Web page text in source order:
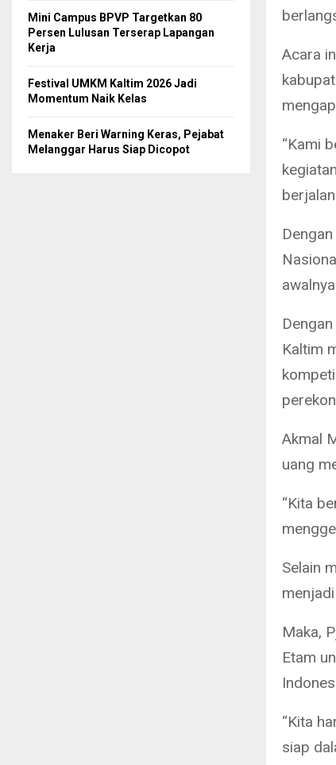
Acara
“Kami
Kaltim
Akmal
uang
“Kita
Selain
Maka,
Etam
“Kita
siap
Mini Campus BPVP Targetkan 80
Persen Lulusan Terserap Lapangan
Kerja
Festival UMKM Kaltim 2026 Jadi
Momentum Naik Kelas
Menaker Beri Warning Keras, Pejabat
Melanggar Harus Siap Dicopot